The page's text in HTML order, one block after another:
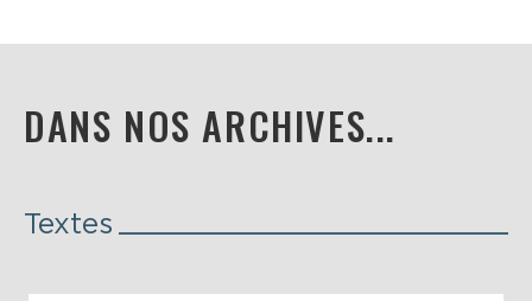
DANS NOS ARCHIVES...
Textes